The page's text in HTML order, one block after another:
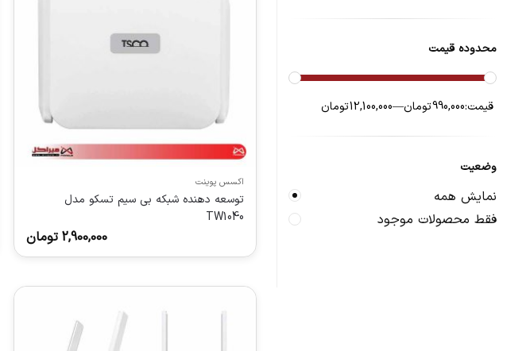
اکسس پوینت
توسعه دهنده شبکه بی سیم تسکو مدل
TW1040
2,900,000 تومان
محدوده قیمت
قیمت:990,000 تومان —12,100,000 تومان
وضعیت
نمایش همه
فقط محصولات موجود